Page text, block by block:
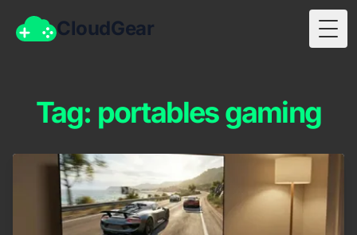
CloudGear
Tag: portables gaming